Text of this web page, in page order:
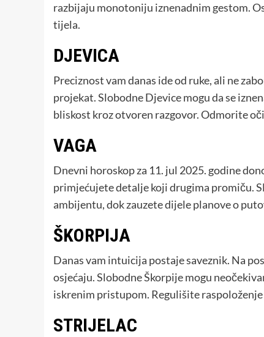
razbijaju monotoniju iznenadnim gestom.
tijela.
DJEVICA
Preciznost vam danas ide od ruke, ali ne
projekat. Slobodne Djevice mogu da se
bliskost kroz otvoren razgovor. Odmorite
VAGA
Dnevni horoskop za 11. jul 2025. godine
primjećujete detalje koji drugima promiču.
ambijentu, dok zauzete dijele planove o
ŠKORPIJA
Danas vam intuicija postaje saveznik. Na
osjećaju. Slobodne Škorpije mogu
iskrenim pristupom. Regulišite raspoloženje
STRIJELAC